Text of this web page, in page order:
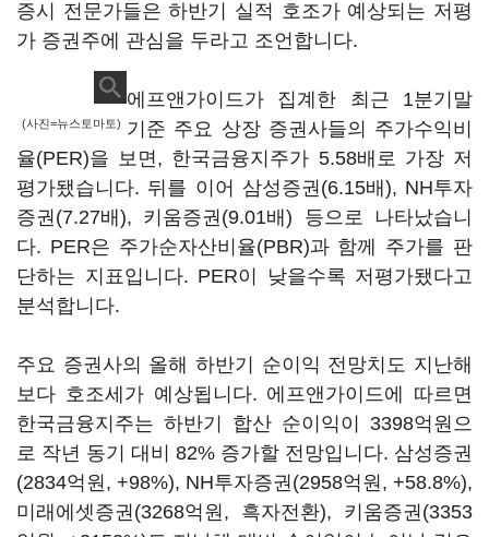
증시 전문가들은 하반기 실적 호조가 예상되는 저평
가 증권주에 관심을 두라고 조언합니다.
(사진=뉴스토마토)
에프앤가이드가 집계한 최근 1분기말
기준 주요 상장 증권사들의 주가수익비
율(PER)을 보면, 한국금융지주가 5.58배로 가장 저
평가됐습니다. 뒤를 이어 삼성증권(6.15배), NH투자
증권(7.27배), 키움증권(9.01배) 등으로 나타났습니
다. PER은 주가순자산비율(PBR)과 함께 주가를 판
단하는 지표입니다. PER이 낮을수록 저평가됐다고
분석합니다.
주요 증권사의 올해 하반기 순이익 전망치도 지난해
보다 호조세가 예상됩니다. 에프앤가이드에 따르면
한국금융지주는 하반기 합산 순이익이 3398억원으
로 작년 동기 대비 82% 증가할 전망입니다. 삼성증권
(2834억원, +98%), NH투자증권(2958억원, +58.8%),
미래에셋증권(3268억원, 흑자전환), 키움증권(3353